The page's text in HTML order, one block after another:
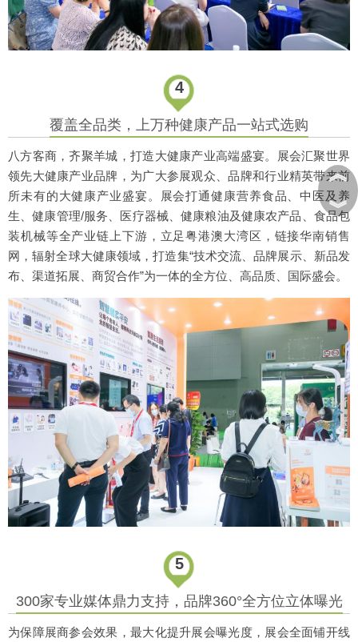
4
覆盖全品类，上万种健康产品一站式选购
八方客商，齐聚羊城，打造大健康产业高端盛宴。展会汇聚世界
领先大健康产业品牌，为广大参展观众、品牌和行业精英带来前
所未有的大健康产业盛宴。展会打通健康营养食品、中医及养
生、健康管理/服务、医疗器械、健康粮油及健康农产品、食品包
装机械等全产业链上下游，立足粤港澳大湾区，链接华南销售
网，辐射全球大健康领域，打造集“技术交流、品牌展示、新品发
布、渠道拓展、商贸合作”为一体的全方位、高品质、国际盛会。
5
300家专业媒体鼎力支持，品牌360°全方位立体曝光
为保障展商参会效果，最大化提升展会曝光度，展会全面铺开线
︽
︾